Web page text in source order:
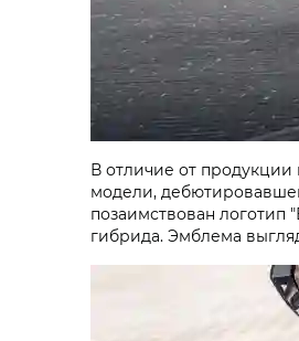
В отличие от продукции
модели,
позаимствован логотип
гибрида. Эмблема